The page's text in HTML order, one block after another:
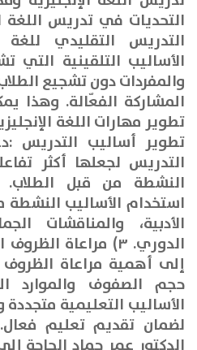
التحديات في تدريس اللغة
التدريس التقليدي للغة
الأساليب التلقينية
والمفردات دون تشجيع
المشاركة الفعّالة. وهذا
تطوير مهارات اللغة
تطوير أساليب التدريس :
التدريس لجعلها أكثر
النشطة من قبل
استخدام الأساليب
الأدبية، والمناقشات
الدوري.
إلى أهمية مراعاة
حجم الصفوف والموارد
الأساليب التعليمية
لضمان تقديم تعليم فعال.